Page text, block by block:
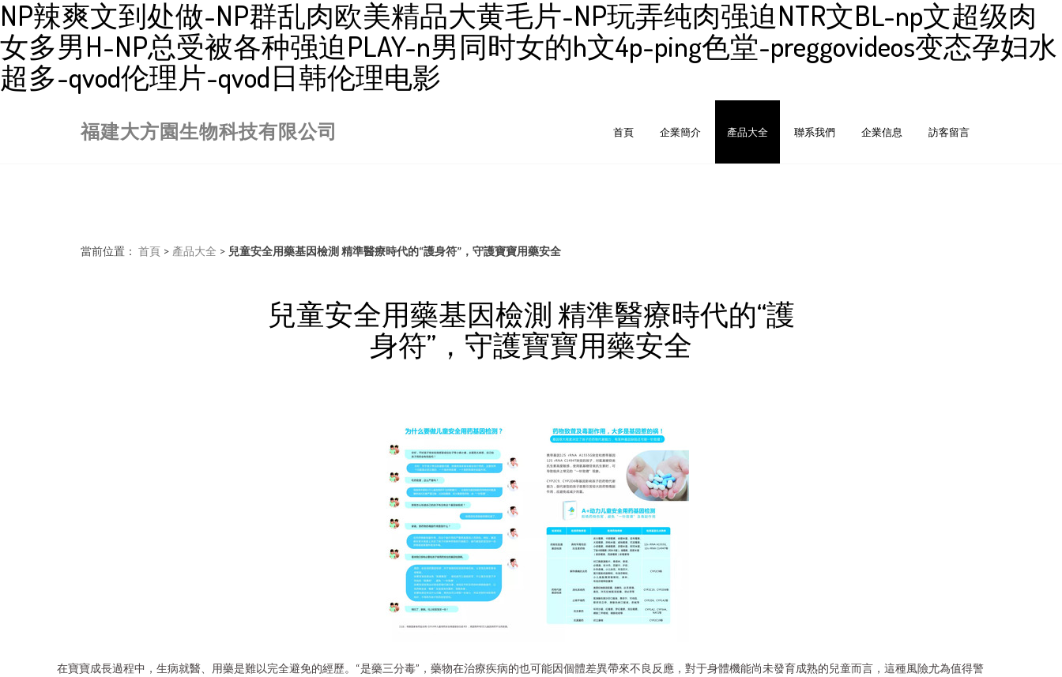
NP辣爽文到处做-NP群乱肉欧美精品大黄毛片-NP玩弄纯肉强迫NTR文BL-np文超级肉
女多男H-NP总受被各种强迫PLAY-n男同时女的h文4p-ping色堂-preggovideos变态孕妇水
超多-qvod伦理片-qvod日韩伦理电影
福建大方園生物科技有限公司 首頁 企業簡介 產品大全 聯系我們 企業信息 訪客留言
當前位置： 首頁 > 產品大全 > 兒童安全用藥基因檢測 精準醫療時代的“護身符”，守護寶寶用藥安全
兒童安全用藥基因檢測 精準醫療時代的“護
身符”，守護寶寶用藥安全
在寶寶成長過程中，生病就醫、用藥是難以完全避免的經歷。“是藥三分毒”，藥物在治療疾病的也可能因個體差異帶來不良反應，對于身體機能尚未發育成熟的兒童而言，這種風險尤為值得警